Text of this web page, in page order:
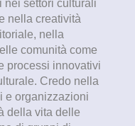
nei settori culturali
nella creatività
nella
comunità come
processi innovativi
Credo nella
e organizzazioni
della vita delle